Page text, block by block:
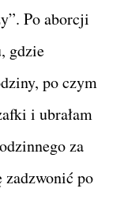
Po aborcji
gdzie
po czym
i ubrałam
za
zadzwonić po